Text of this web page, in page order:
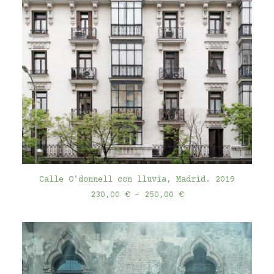
gewählt
werden
AUSFÜHRUNG WÄHLEN
Produkt
auf.
Die
Optionen
können
auf
Calle O'donnell con lluvia, Madrid. 2019
230,00 € – 250,00 €Preisspanne:
250,00 €